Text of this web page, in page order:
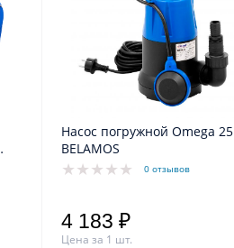
Насос погружной Omega 25
BELAMOS
0 отзывов
4 183 ₽
Цена за 1 шт.